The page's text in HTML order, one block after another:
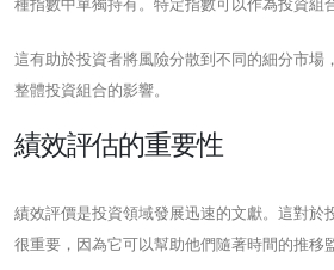
種指數中單獨持有。特定指數可以作為投資組
這有助於投資者將風險分散到不同的細分市場
整體投資組合的影響。
績效評估的重要性
績效評價是投資領域發展迅速的文獻。這對於
很重要，因為它可以幫助他們隨著時間的推移